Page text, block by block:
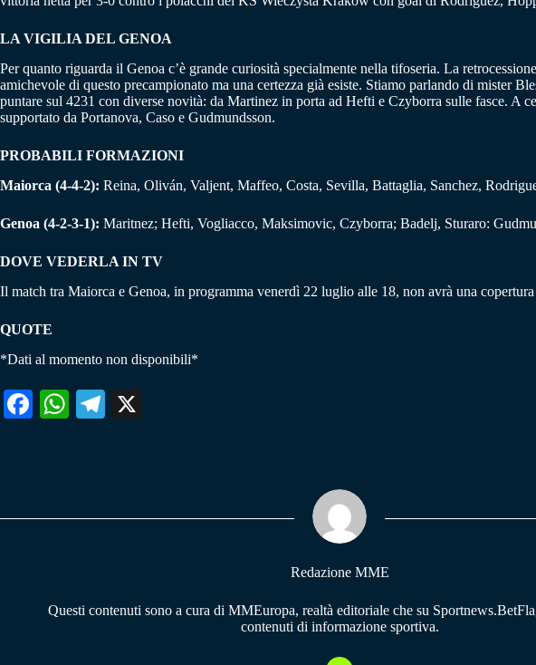
LA VIGILIA DEL GENOA
Per quanto riguarda il Genoa c’è grande curiosità specialmente nella tifoseria. La
amichevole di questo precampionato ma una certezza già esiste. Stiamo parlando di mister
puntare sul 4231 con diverse novità: da Martinez in porta ad Hefti e Czyborra sulle fasce. A
supportato da Portanova, Caso e Gudmundsson.
PROBABILI FORMAZIONI
Maiorca (4-4-2): Reina, Oliván, Valjent, Maffeo, Costa, Sevilla, Battaglia, Sanchez,
Genoa (4-2-3-1): Maritnez; Hefti, Vogliacco, Maksimovic, Czyborra; Badelj, Sturaro:
DOVE VEDERLA IN TV
Il match tra Maiorca e Genoa, in programma venerdì 22 luglio alle 18, non avrà una
QUOTE
*Dati al momento non disponibili*
Fa W
pp
Te
m
Redazione MME
Questi contenuti sono a cura di MMEuropa, realtà editoriale che su
contenuti di informazione sportiva.